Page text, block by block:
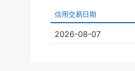
信用交易日期
2026-08-07